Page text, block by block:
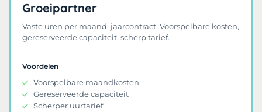
Groeipartner
Vaste uren per maand, jaarcontract. Voorspelbare kosten,
gereserveerde capaciteit, scherp tarief.
Voordelen
Voorspelbare maandkosten
Gereserveerde capaciteit
Scherper uurtarief